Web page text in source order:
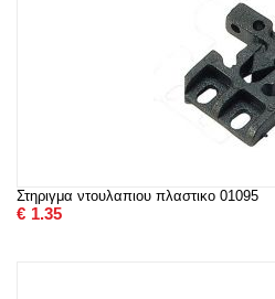
Στηριγμα ντουλαπιου πλαστικο 01095
€ 1.35